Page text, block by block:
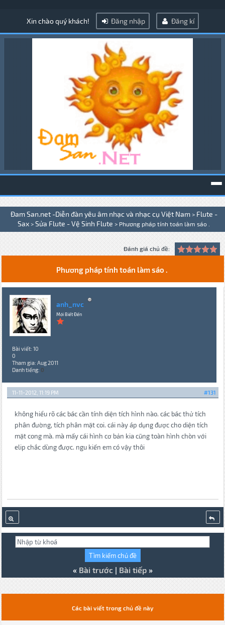
Xin chào quý khách! Đăng nhập Đăng kí
Đam San.net -Diễn đàn yêu âm nhạc và nhạc cụ Việt Nam > Flute -
Sax > Sửa Flute - Vệ Sinh Flute > Phương pháp tính toán làm sáo .
Đánh giá chủ đề:
Phương pháp tính toán làm sáo .
anh_nvc
Mới Biết Đến
Bài viết: 10
0
Tham gia: Aug 2011
Danh tiếng: 0
#131
11-11-2012, 11:19 PM
không hiểu rõ các bác cần tính diện tích hình nào. các bác thử tích
phân đường, tích phân mặt coi. cái này áp dụng được cho diện tích
mặt cong mà. mà mấy cái hình cơ bản kia cũng toàn hình chòn với
elip chắc dùng được. ngu kiến em có vậy thôi
« Bài trước| Bài tiếp»
Các bài viết trong chủ đề này